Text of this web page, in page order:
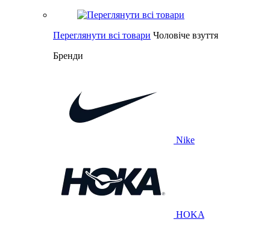
Переглянути всі товари Чоловіче взуття
Бренди
Nike
HOKA